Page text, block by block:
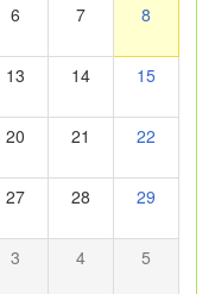
6 7 8
13 14 15
20 21 22
27 28 29
3 4 5